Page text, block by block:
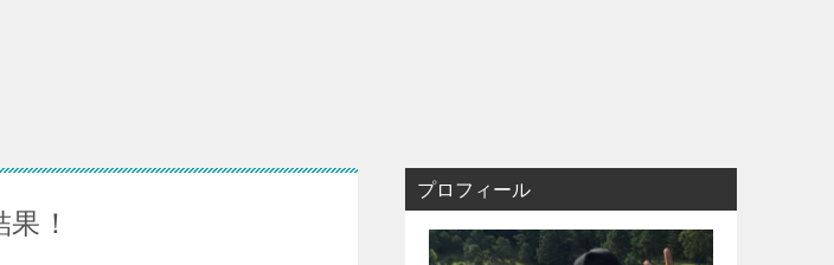
！
プロフィール